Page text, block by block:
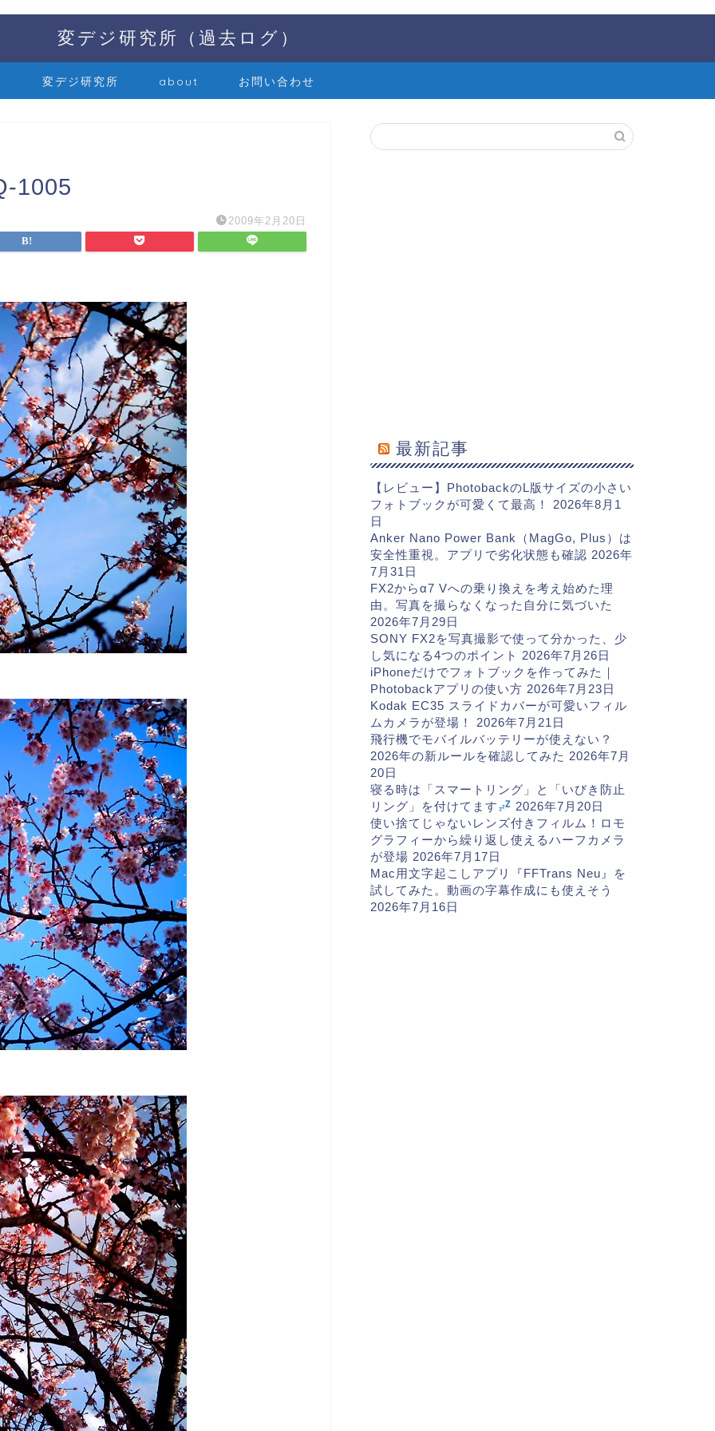
変デジ研究所（過去ログ）
変デジ研究所 about お問い合わせ
1005
2009年2月20日
最新記事
【レビュー】PhotobackのL版サイズの小さい
フォトブックが可愛くて最高！
2026年8月1
日
Anker Nano Power Bank（MagGo, Plus）は
安全性重視。アプリで劣化状態も確認 2026年
7月31日
FX2からα7 Vへの乗り換えを考え始めた理
由。写真を撮らなくなった自分に気づいた
2026年7月29日
SONY FX2を写真撮影で使って分かった、少
し気になる4つのポイント 2026年7月26日
iPhoneだけでフォトブックを作ってみた｜
Photobackアプリの使い方 2026年7月23日
Kodak EC35 スライドカバーが可愛いフィル
ムカメラが登場！
2026年7月21日
飛行機でモバイルバッテリーが使えない？
2026年の新ルールを確認してみた 2026年7月
20日
寝る時は「スマートリング」と「いびき防止
リング」を付けてます
2026年7月20日
使い捨てじゃないレンズ付きフィルム！ロモ
グラフィーから繰り返し使えるハーフカメラ
が登場 2026年7月17日
Mac用文字起こしアプリ『FFTrans Neu』を
試してみた。動画の字幕作成にも使えそう
2026年7月16日